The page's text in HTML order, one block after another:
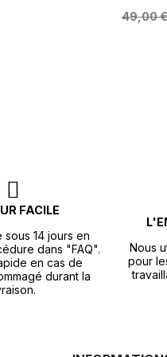
49,00 €
FACILE
sous 14 jours en
dans "FAQ".
en cas de
durant la
Nous
pour